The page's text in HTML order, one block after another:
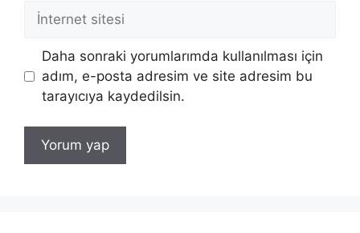
İnternet
sitesi
Daha sonraki yorumlarımda kullanılması için
adım, e-posta adresim ve site adresim bu
tarayıcıya kaydedilsin.